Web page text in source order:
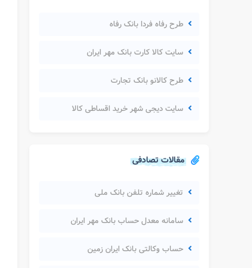
طرح رفاه فردا بانک رفاه
سایت کالا کارت بانک مهر ایران
طرح کالانو بانک تجارت
سایت دیجی شهر خرید اقساطی کالا
مقالات تصادفی
تغییر شماره تلفن بانک ملی
سامانه معدل حساب بانک مهر ایران
حساب وکالتی بانک ایران زمین